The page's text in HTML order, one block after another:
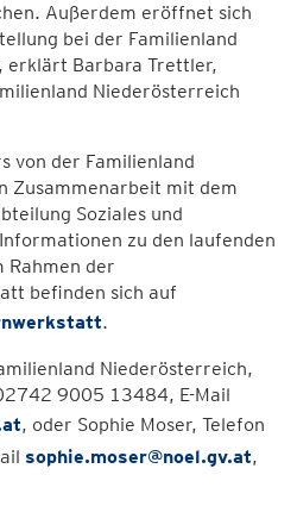
Außerdem eröffnet sich
bei der Familienland
erklärt Barbara Trettler,
Niederösterreich
von der Familienland
Zusammenarbeit mit dem
Soziales und
zu den laufenden
Rahmen der
befinden sich auf
.
Niederösterreich,
9005 13484, E-Mail
, oder Sophie Moser, Telefon
sophie.moser@noel.gv.at,